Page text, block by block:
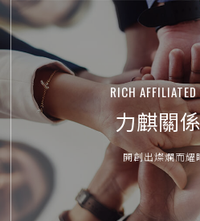
RICH AFFILIATED
力麒關
開創出燦爛而耀